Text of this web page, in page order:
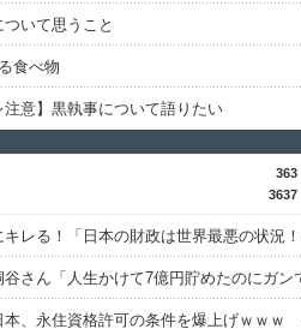
いて思うこと
食べ物
注意】黒執事について語りたい
363
3637